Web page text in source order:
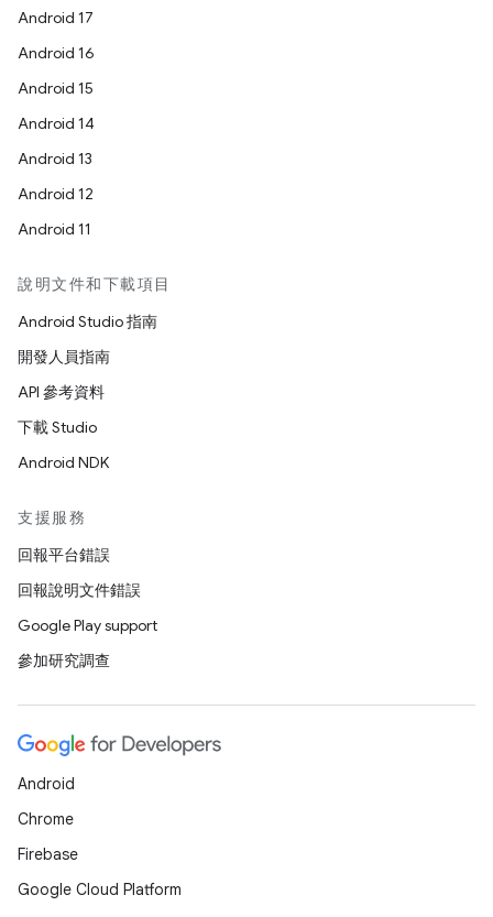
Android 17
Android 16
Android 15
Android 14
Android 13
Android 12
Android 11
說明文件和下載項目
Android Studio 指南
開發人員指南
API 參考資料
下載 Studio
Android NDK
支援服務
回報平台錯誤
回報說明文件錯誤
Google Play support
參加研究調查
Android
Chrome
Firebase
Google Cloud Platform